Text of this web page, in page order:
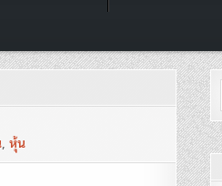
, หุ้น